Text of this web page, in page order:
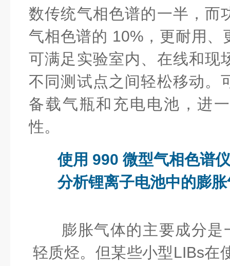
数传统气相色谱的一半，而
气相色谱的 10%，更耐用、
可满足实验室内、在线和现
不同测试点之间轻松移动。
备载气瓶和充电电池，进
性。
使用 990 微型气相色谱仪
分析锂离子电池中的膨
膨胀气体的主要成分是
轻质烃。但某些小型LIBs在